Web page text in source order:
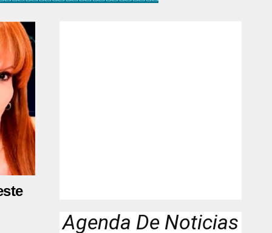
Agenda De Noticias